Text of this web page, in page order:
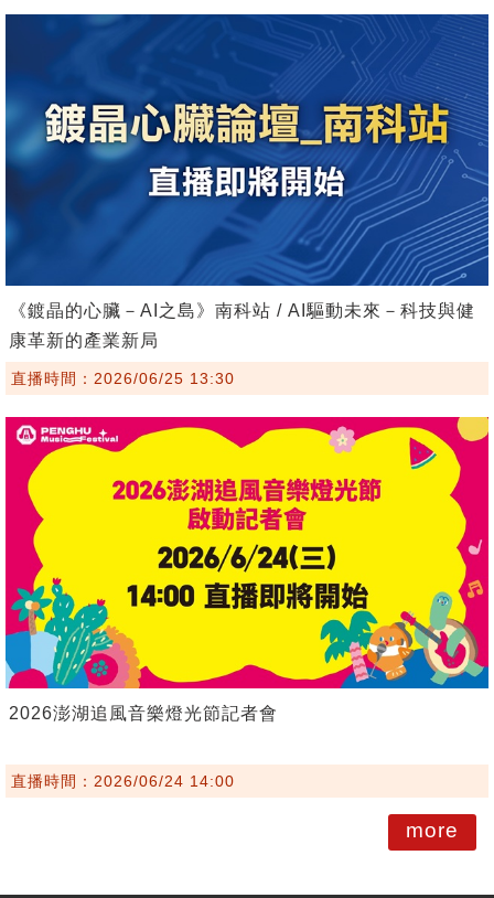
《鍍晶的心臟－AI之島》南科站 / AI驅動未來－科技與健
康革新的產業新局
直播時間：2026/06/25 13:30
2026澎湖追風音樂燈光節記者會
直播時間：2026/06/24 14:00
more